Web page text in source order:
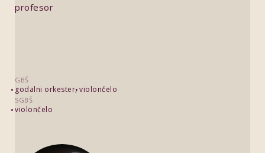
profesor
GBŠ
godalni orkester violončelo
SGBŠ
violončelo